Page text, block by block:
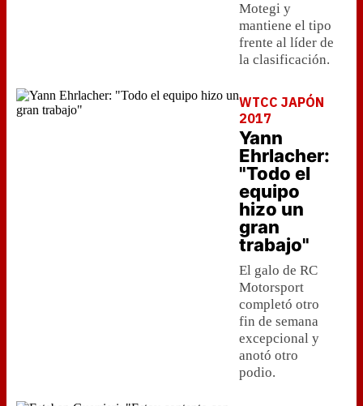
Motegi y
mantiene el tipo
frente al líder de
la clasificación.
WTCC JAPÓN
2017
Yann
Ehrlacher:
"Todo el
equipo
hizo un
gran
trabajo"
El galo de RC
Motorsport
completó otro
fin de semana
excepcional y
anotó otro
podio.